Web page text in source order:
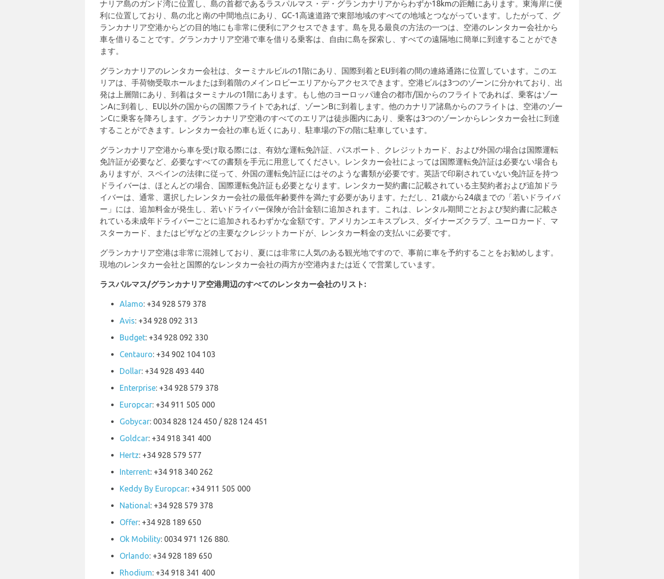
ナリア島のガンド湾に位置し、島の首都であるラスパルマス・デ・グランカナリアからわずか18kmの距離にあります。東海岸に便
利に位置しており、島の北と南の中間地点にあり、GC-1高速道路で東部地域のすべての地域とつながっています。したがって、グ
ランカナリア空港からどの目的地にも非常に便利にアクセスできます。島を見る最良の方法の一つは、空港のレンタカー会社から
車を借りることです。グランカナリア空港で車を借りる乗客は、自由に島を探索し、すべての遠隔地に簡単に到達することができ
ます。
グランカナリアのレンタカー会社は、ターミナルビルの1階にあり、国際到着とEU到着の間の連絡通路に位置しています。このエ
リアは、手荷物受取ホールまたは到着階のメインロビーエリアからアクセスできます。空港ビルは3つのゾーンに分かれており、出
発は上層階にあり、到着はターミナルの1階にあります。もし他のヨーロッパ連合の都市/国からのフライトであれば、乗客はゾー
ンAに到着し、EU以外の国からの国際フライトであれば、ゾーンBに到着します。他のカナリア諸島からのフライトは、空港のゾー
ンCに乗客を降ろします。グランカナリア空港のすべてのエリアは徒歩圏内にあり、乗客は3つのゾーンからレンタカー会社に到達
することができます。レンタカー会社の車も近くにあり、駐車場の下の階に駐車しています。
グランカナリア空港から車を受け取る際には、有効な運転免許証、パスポート、クレジットカード、および外国の場合は国際運転
免許証が必要など、必要なすべての書類を手元に用意してください。レンタカー会社によっては国際運転免許証は必要ない場合も
ありますが、スペインの法律に従って、外国の運転免許証にはそのような書類が必要です。英語で印刷されていない免許証を持つ
ドライバーは、ほとんどの場合、国際運転免許証も必要となります。レンタカー契約書に記載されている主契約者および追加ドラ
イバーは、通常、選択したレンタカー会社の最低年齢要件を満たす必要があります。ただし、21歳から24歳までの「若いドライバ
ー」には、追加料金が発生し、若いドライバー保険が合計金額に追加されます。これは、レンタル期間ごとおよび契約書に記載さ
れている未成年ドライバーごとに追加されるわずかな金額です。アメリカンエキスプレス、ダイナーズクラブ、ユーロカード、マ
スターカード、またはビザなどの主要なクレジットカードが、レンタカー料金の支払いに必要です。
グランカナリア空港は非常に混雑しており、夏には非常に人気のある観光地ですので、事前に車を予約することをお勧めします。
現地のレンタカー会社と国際的なレンタカー会社の両方が空港内または近くで営業しています。
ラスパルマス/グランカナリア空港周辺のすべてのレンタカー会社のリスト:
Alamo: +34 928 579 378
Avis: +34 928 092 313
Budget: +34 928 092 330
Centauro: +34 902 104 103
Dollar: +34 928 493 440
Enterprise: +34 928 579 378
Europcar: +34 911 505 000
Gobycar: 0034 828 124 450 / 828 124 451
Goldcar: +34 918 341 400
Hertz: +34 928 579 577
Interrent: +34 918 340 262
Keddy By Europcar: +34 911 505 000
National: +34 928 579 378
Offer: +34 928 189 650
Ok Mobility: 0034 971 126 880.
Orlando: +34 928 189 650
Rhodium: +34 918 341 400